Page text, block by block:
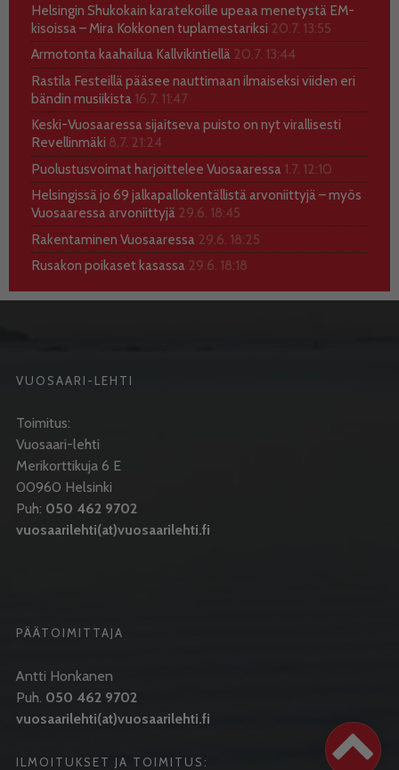
Helsingin Shukokain karatekoille upeaa menetystä EM-
kisoissa – Mira Kokkonen tuplamestariksi 20.7. 13:55
Armotonta kaahailua Kallvikintiellä 20.7. 13:44
Rastila Festeillä pääsee nauttimaan ilmaiseksi viiden eri
bändin musiikista 16.7. 11:47
Keski-Vuosaaressa sijaitseva puisto on nyt virallisesti
Revellinmäki 8.7. 21:24
Puolustusvoimat harjoittelee Vuosaaressa 1.7. 12:10
Helsingissä jo 69 jalkapallokentällistä arvoniittyjä – myös
Vuosaaressa arvoniittyjä 29.6. 18:45
Rakentaminen Vuosaaressa 29.6. 18:25
Rusakon poikaset kasassa 29.6. 18:18
VUOSAARI-LEHTI
Toimitus:
Vuosaari-lehti
Merikorttikuja 6 E
00960 Helsinki
Puh: 050 462 9702
vuosaarilehti(at)vuosaarilehti.fi
PÄÄTOIMITTAJA
Antti Honkanen
Puh. 050 462 9702
vuosaarilehti(at)vuosaarilehti.fi
ILMOITUKSET JA TOIMITUS: